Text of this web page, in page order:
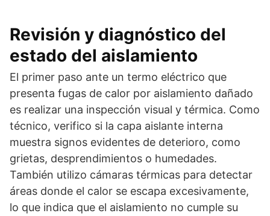
Revisión y diagnóstico del
estado del aislamiento
El primer paso ante un termo eléctrico que
presenta fugas de calor por aislamiento dañado
es realizar una inspección visual y térmica. Como
técnico, verifico si la capa aislante interna
muestra signos evidentes de deterioro, como
grietas, desprendimientos o humedades.
También utilizo cámaras térmicas para detectar
áreas donde el calor se escapa excesivamente,
lo que indica que el aislamiento no cumple su